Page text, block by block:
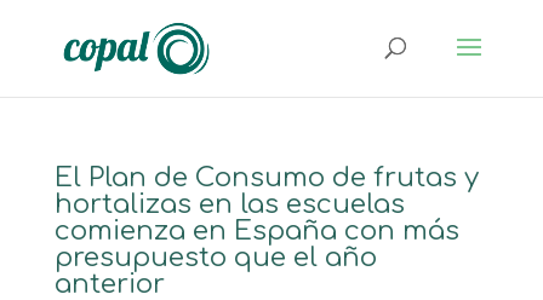
El Plan de Consumo de frutas y
hortalizas en las escuelas
comienza en España con más
presupuesto que el año
anterior